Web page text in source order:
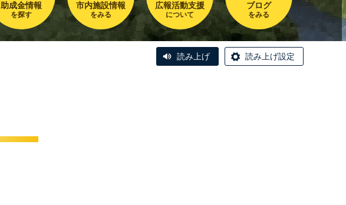
助成金情報
を探す
市内施設情報
をみる
広報活動支援
について
ブログ
をみる
読み上げ 読み上げ設定